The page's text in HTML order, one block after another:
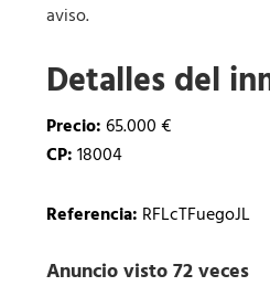
aviso.
Detalles del
Precio:65.000 €
CP:18004
Referencia: RFLcTFuegoJL
Anuncio visto 72 veces